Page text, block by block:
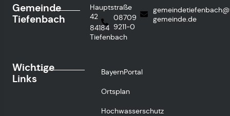
Gemeinde
Tiefenbach
Hauptstraße
42
84184
Tiefenbach
08709
9211-0
gemeinde.de
Wichtige
Links
BayernPortal
Ortsplan
Hochwasserschutz